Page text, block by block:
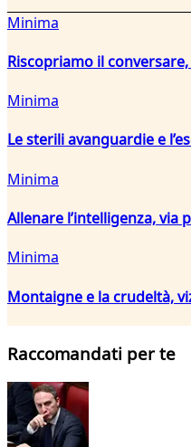
Minima
Riscopriamo il
Minima
Le sterili avanguardie e
Minima
Allenare l’intelligenza, via
Minima
Montaigne e la crudeltà,
Raccomandati per te